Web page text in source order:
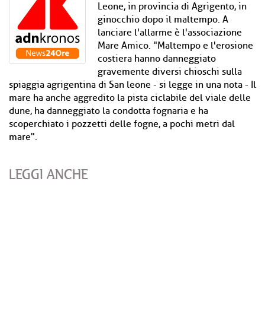
Leone, in provincia di Agrigento, in
ginocchio dopo il maltempo. A
lanciare l'allarme è l'associazione
Mare Amico. "Maltempo e l'erosione
costiera hanno danneggiato
gravemente diversi chioschi sulla
spiaggia agrigentina di San leone - si legge in una nota - Il
mare ha anche aggredito la pista ciclabile del viale delle
dune, ha danneggiato la condotta fognaria e ha
scoperchiato i pozzetti delle fogne, a pochi metri dal
mare".
LEGGI ANCHE